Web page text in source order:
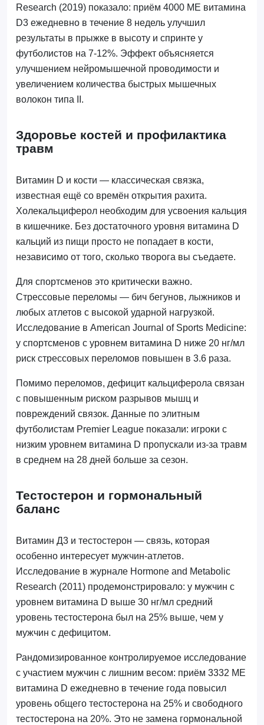
Research (2019) показало: приём 4000 МЕ витамина
D3 ежедневно в течение 8 недель улучшил
результаты в прыжке в высоту и спринте у
футболистов на 7-12%. Эффект объясняется
улучшением нейромышечной проводимости и
увеличением количества быстрых мышечных
волокон типа II.
Здоровье костей и профилактика
травм
Витамин D и кости — классическая связка,
известная ещё со времён открытия рахита.
Холекальциферол необходим для усвоения кальция
в кишечнике. Без достаточного уровня витамина D
кальций из пищи просто не попадает в кости,
независимо от того, сколько творога вы съедаете.
Для спортсменов это критически важно.
Стрессовые переломы — бич бегунов, лыжников и
любых атлетов с высокой ударной нагрузкой.
Исследование в American Journal of Sports Medicine:
у спортсменов с уровнем витамина D ниже 20 нг/мл
риск стрессовых переломов повышен в 3.6 раза.
Помимо переломов, дефицит кальциферола связан
с повышенным риском разрывов мышц и
повреждений связок. Данные по элитным
футболистам Premier League показали: игроки с
низким уровнем витамина D пропускали из-за травм
в среднем на 28 дней больше за сезон.
Тестостерон и гормональный
баланс
Витамин Д3 и тестостерон — связь, которая
особенно интересует мужчин-атлетов.
Исследование в журнале Hormone and Metabolic
Research (2011) продемонстрировало: у мужчин с
уровнем витамина D выше 30 нг/мл средний
уровень тестостерона был на 25% выше, чем у
мужчин с дефицитом.
Рандомизированное контролируемое исследование
с участием мужчин с лишним весом: приём 3332 МЕ
витамина D ежедневно в течение года повысил
уровень общего тестостерона на 25% и свободного
тестостерона на 20%. Это не замена гормональной